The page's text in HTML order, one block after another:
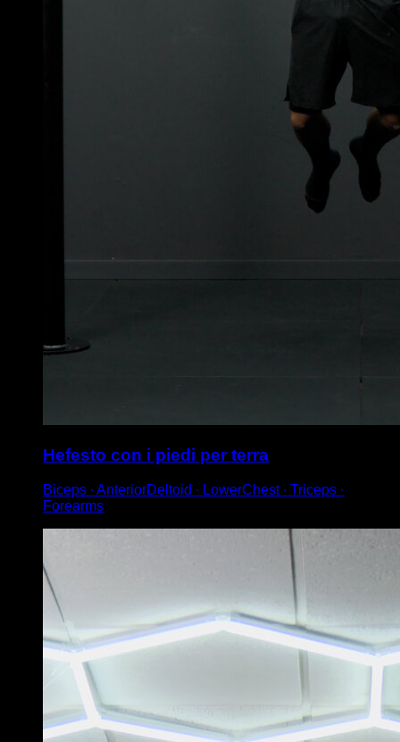
Hefesto con i piedi per terra
Biceps ∙ AnteriorDeltoid ∙ LowerChest ∙ Triceps ∙
Forearms